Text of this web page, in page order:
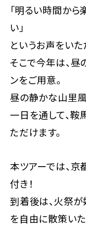
「明るい時間か
い」
というお声をいた
そこで今年は、
ンをご用意。
昼の静かな山里
一日を通して、
ただけます。
本ツアーでは、
付き！
到着後は、火祭
を自由に散策いた